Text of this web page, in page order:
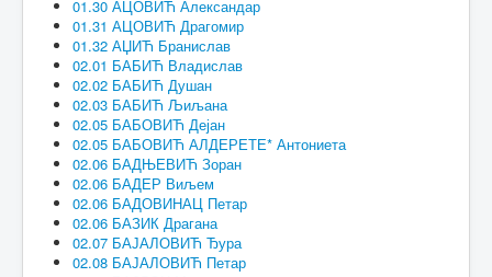
01.30 АЦОВИЋ Александар
01.31 АЦОВИЋ Драгомир
01.32 АЏИЋ Бранислав
02.01 БАБИЋ Владислав
02.02 БАБИЋ Душан
02.03 БАБИЋ Љиљана
02.05 БАБОВИЋ Дејан
02.05 БАБОВИЋ АЛДЕРЕТЕ* Антониета
02.06 БАДЊЕВИЋ Зоран
02.06 БАДЕР Виљем
02.06 БАДОВИНАЦ Петар
02.06 БАЗИК Драгана
02.07 БАЈАЛОВИЋ Ђура
02.08 БАЈАЛОВИЋ Петар